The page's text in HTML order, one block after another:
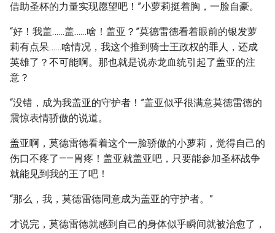
借助圣杯的力量实现愿望吧！”小萝莉挺着胸，一脸自豪。
“好！我盖……盖……啥！盖亚？”莫德雷德看着眼前的银发萝
莉有点呆……啥情况，我这个推到骑士王政权的罪人，还成
英雄了？不可能啊。那也就是说赤龙血统引起了盖亚的注
意？
“没错，成为我盖亚的守护者！”盖亚似乎很满意莫德雷德的
震惊表情骄傲的说道。
盖亚啊，莫德雷德看着这个一脸骄傲的小萝莉，觉得自己的
伤口不疼了——胃疼！盖亚就盖亚吧，只要能参加圣杯战争
就能见到我的王了吧！
“那么，我，莫德雷德同意成为盖亚的守护者。”
才说完，莫德雷德就感到自己的身体似乎瞬间就被治愈了，